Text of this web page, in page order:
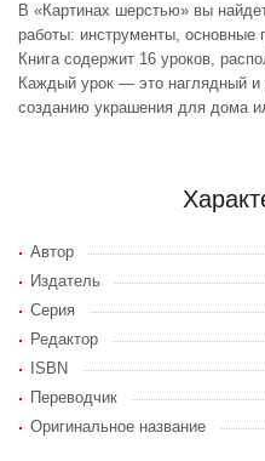
В «Картинах шерстью» вы
работы: инструменты, основные
Книга содержит 16 уроков,
Каждый урок — это наглядный и
созданию украшения для дома
Автор
Издатель
Серия
Редактор
ISBN
Переводчик
Оригинальное название